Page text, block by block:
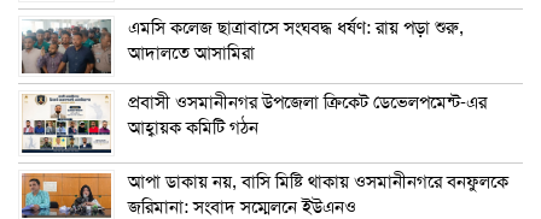
এম‌সি কলেজ ছাত্রাবাসে সংঘবদ্ধ ধর্ষণ: রায় পড়া শুরু,
আদালতে আসামিরা
প্রবাসী ওসমানীনগর উপজেলা ক্রিকেট ডেভেলপমেন্ট-এর
আহ্বায়ক কমিটি গঠন
আপা ডাকায় নয়, বাসি মিষ্টি থাকায় ওসমানীনগরে বনফুলকে
জরিমানা: সংবাদ সম্মেলনে ইউএনও